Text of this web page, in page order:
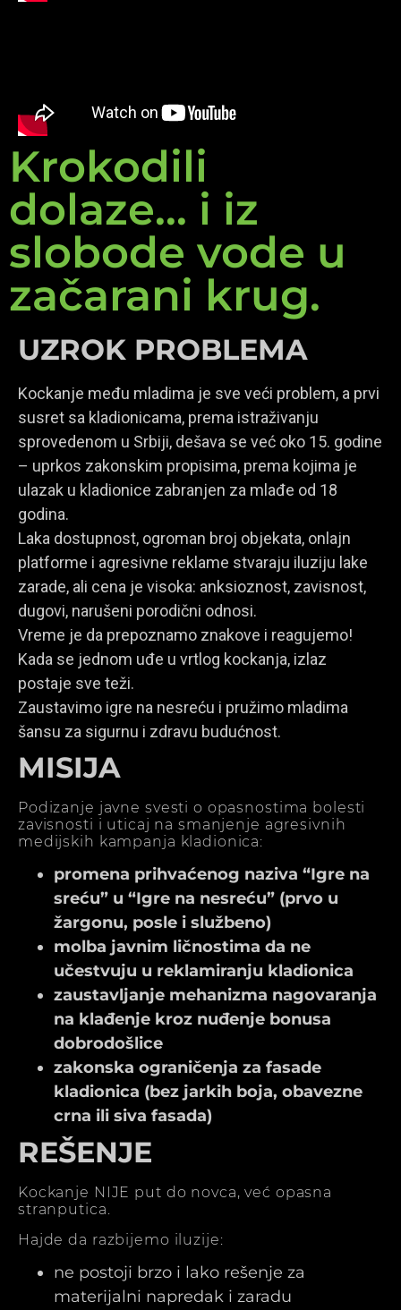
Krokodili
dolaze... i iz
slobode vode u
začarani krug.
UZROK PROBLEMA
Kockanje među mladima je sve veći problem, a prvi
susret sa kladionicama, prema istraživanju
sprovedenom u Srbiji, dešava se već oko 15. godine
– uprkos zakonskim propisima, prema kojima je
ulazak u kladionice zabranjen za mlađe od 18
godina.
Laka dostupnost, ogroman broj objekata, onlajn
platforme i agresivne reklame stvaraju iluziju lake
zarade, ali cena je visoka: anksioznost, zavisnost,
dugovi, narušeni porodični odnosi.
Vreme je da prepoznamo znakove i reagujemo!
Kada se jednom uđe u vrtlog kockanja, izlaz
postaje sve teži.
Zaustavimo igre na nesreću i pružimo mladima
šansu za sigurnu i zdravu budućnost.
MISIJA
Podizanje javne svesti o opasnostima bolesti
zavisnosti i uticaj na smanjenje agresivnih
medijskih kampanja kladionica:
promena prihvaćenog naziva “Igre na
sreću” u “Igre na nesreću” (prvo u
žargonu, posle i službeno)
molba javnim ličnostima da ne
učestvuju u reklamiranju kladionica
zaustavljanje mehanizma nagovaranja
na klađenje kroz nuđenje bonusa
dobrodošlice
zakonska ograničenja za fasade
kladionica (bez jarkih boja, obavezne
crna ili siva fasada)
REŠENJE
Kockanje NIJE put do novca, već opasna
stranputica.
Hajde da razbijemo iluzije:
ne postoji brzo i lako rešenje za
materijalni napredak i zaradu